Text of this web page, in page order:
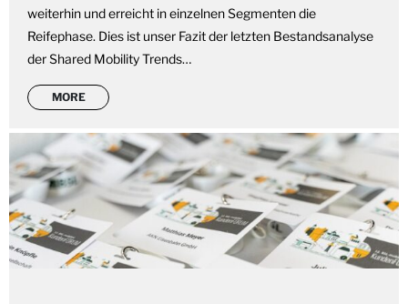
weiterhin und erreicht in einzelnen Segmenten die
Reifephase. Dies ist unser Fazit der letzten Bestandsanalyse
der Shared Mobility Trends…
MORE